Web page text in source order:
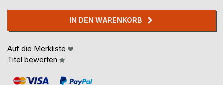
IN DEN WARENKORB
Auf die Merkliste
Titel bewerten